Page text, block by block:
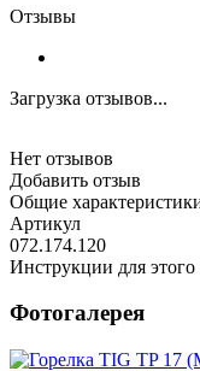
Отзывы
Загрузка отзывов...
Нет отзывов
Добавить отзыв
Общие
Артикул
072.174.120
Инструкции для этого
Фотогалерея